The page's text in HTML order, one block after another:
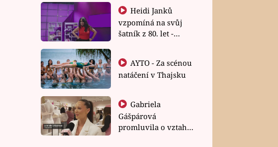
Heidi Janků
vzpomíná na svůj
šatník z 80. let -
natáčení v Thajsku
Gabriela
Gášpárová
promluvila o vztahu